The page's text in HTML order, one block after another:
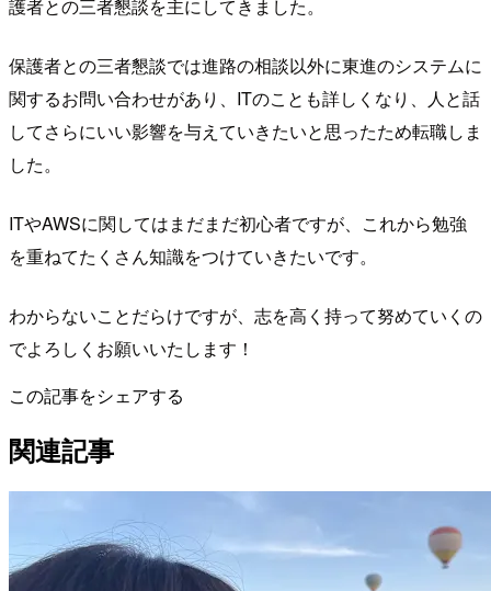
護者との三者懇談を主にしてきました。
保護者との三者懇談では進路の相談以外に東進のシステムに
関するお問い合わせがあり、ITのことも詳しくなり、人と話
してさらにいい影響を与えていきたいと思ったため転職しま
した。
ITやAWSに関してはまだまだ初心者ですが、これから勉強
を重ねてたくさん知識をつけていきたいです。
わからないことだらけですが、志を高く持って努めていくの
でよろしくお願いいたします！
この記事をシェアする
関連記事